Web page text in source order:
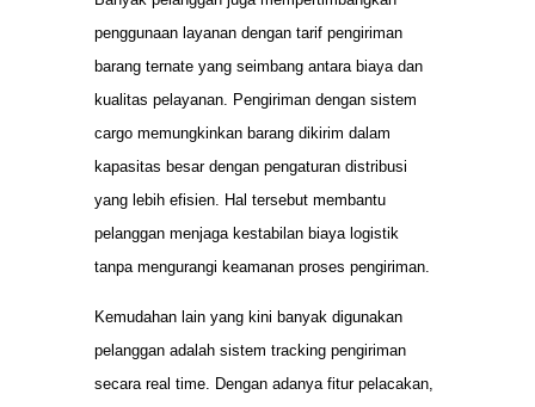
penggunaan layanan dengan tarif pengiriman
barang ternate yang seimbang antara biaya dan
kualitas pelayanan. Pengiriman dengan sistem
cargo memungkinkan barang dikirim dalam
kapasitas besar dengan pengaturan distribusi
yang lebih efisien. Hal tersebut membantu
pelanggan menjaga kestabilan biaya logistik
tanpa mengurangi keamanan proses pengiriman.
Kemudahan lain yang kini banyak digunakan
pelanggan adalah sistem tracking pengiriman
secara real time. Dengan adanya fitur pelacakan,